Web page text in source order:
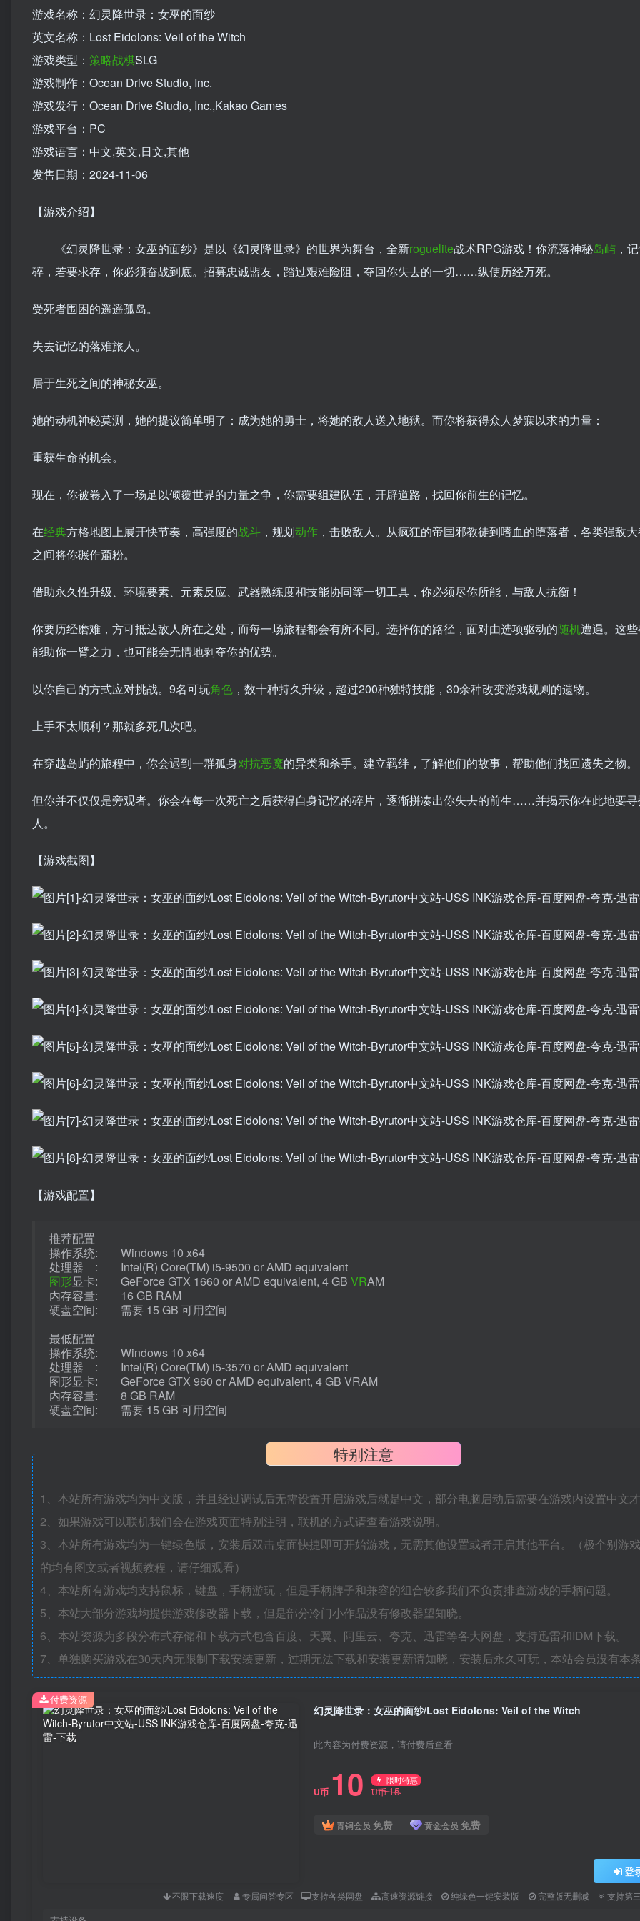
游戏名称：幻灵降世录：女巫的面纱
英文名称：Lost Eidolons: Veil of the Witch
游戏类型： 策略战棋SLG
游戏制作：Ocean Drive Studio, Inc.
游戏发行：Ocean Drive Studio, Inc.,Kakao Games
游戏平台：PC
游戏语言：中文,英文,日文,其他
发售日期：2024-11-06
【游戏介绍】
《幻灵降世录：女巫的面纱》是以《幻灵降世录》的世界为舞台，全新roguelite战术RPG游戏！你流落神秘岛屿 ，
碎，若要求存，你必须奋战到底。招募忠诚盟友，踏过艰难险阻，夺回你失去的一切……纵使历经万死。
受死者围困的遥遥孤岛。
失去记忆的落难旅人。
居于生死之间的神秘女巫。
她的动机神秘莫测，她的提议简单明了：成为她的勇士，将她的敌人送入地狱。而你将获得众人梦寐以求的力量：
重获生命的机会。
现在，你被卷入了一场足以倾覆世界的力量之争，你需要组建队伍，开辟道路，找回你前生的记忆。
在经典方格地图上展开快节奏，高强度的战斗 ，规划动作 ，击败敌人。从疯狂的帝国邪教徒到嗜血的堕落者，各类强敌
之间将你碾作齑粉。
借助永久性升级、环境要素、元素反应、武器熟练度和技能协同等一切工具，你必须尽你所能，与敌人抗衡！
你要历经磨难，方可抵达敌人所在之处，而每一场旅程都会有所不同。选择你的路径，面对由选项驱动的随机遭遇。这
能助你一臂之力，也可能会无情地剥夺你的优势。
以你自己的方式应对挑战。9名可玩角色 ，数十种持久升级，超过200种独特技能，30余种改变游戏规则的遗物。
上手不太顺利？那就多死几次吧。
在穿越岛屿的旅程中，你会遇到一群孤身对抗恶魔的异类和杀手。建立羁绊，了解他们的故事，帮助他们找回遗失之物。
但你并不仅仅是旁观者。你会在每一次死亡之后获得自身记忆的碎片，逐渐拼凑出你失去的前生……并揭示你在此地要
人。
【游戏截图】
【游戏配置】
推荐配置
操作系统: Windows 10 x64
处理器 : Intel(R) Core(TM) i5-9500 or AMD equivalent
图形显卡: GeForce GTX 1660 or AMD equivalent, 4 GB VRAM
内存容量: 16 GB RAM
硬盘空间: 需要 15 GB 可用空间
最低配置
操作系统: Windows 10 x64
处理器 : Intel(R) Core(TM) i5-3570 or AMD equivalent
图形显卡: GeForce GTX 960 or AMD equivalent, 4 GB VRAM
内存容量: 8 GB RAM
硬盘空间: 需要 15 GB 可用空间
特别注意
1、本站所有游戏均为中文版，并且经过调试后无需设置开启游戏后就是中文，部分电脑启动后需要在游戏内设置中文
2、如果游戏可以联机我们会在游戏页面特别注明，联机的方式请查看游戏说明。
3、本站所有游戏均为一键绿色版，安装后双击桌面快捷即可开始游戏，无需其他设置或者开启其他平台。（极个别游
的均有图文或者视频教程，请仔细观看）
4、本站所有游戏均支持鼠标，键盘，手柄游玩，但是手柄牌子和兼容的组合较多我们不负责排查游戏的手柄问题。
5、本站大部分游戏均提供游戏修改器下载，但是部分冷门小作品没有修改器望知晓。
6、本站资源为多段分布式存储和下载方式包含百度、天翼、阿里云、夸克、迅雷等各大网盘，支持迅雷和IDM下载。
7、单独购买游戏在30天内无限制下载安装更新，过期无法下载和安装更新请知晓，安装后永久可玩，本站会员没有本
幻灵降世录：女巫的面纱/Lost Eidolons: Veil of the Witch
此内容为付费资源，请付费后查看
U币 10 限时特惠
U币15
青铜会员 免费 黄金会员 免费
登
不限下载速度 专属问答专区 支持各类网盘 高速资源链接 纯绿色一键安装版 完整版无删减 支持第
付费资源